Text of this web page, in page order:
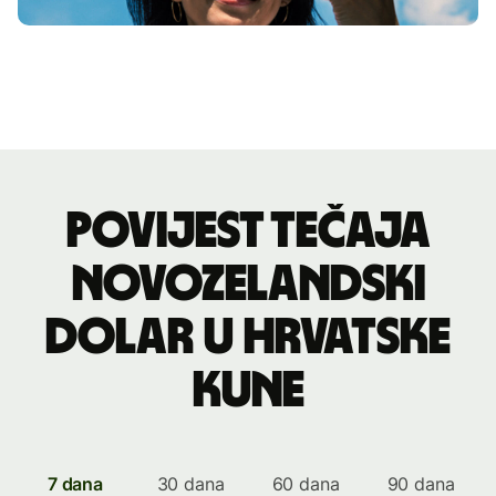
Povijest tečaja
novozelandski
dolar u hrvatske
kune
7 dana 30 dana 60 dana 90 dana